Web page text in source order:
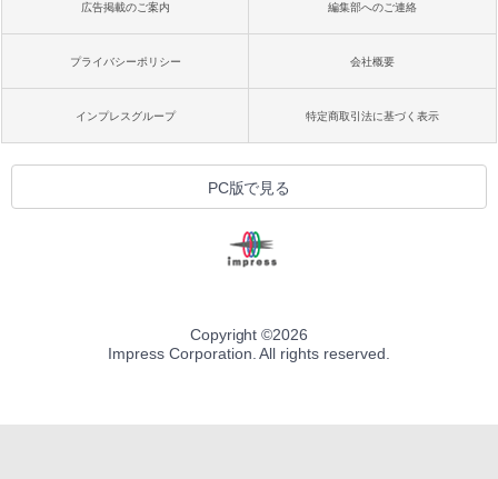
広告掲載のご案内 編集部へのご連絡
プライバシーポリシー 会社概要
インプレスグループ 特定商取引法に基づく表示
PC版で見る
Copyright ©2026
Impress Corporation. All rights reserved.